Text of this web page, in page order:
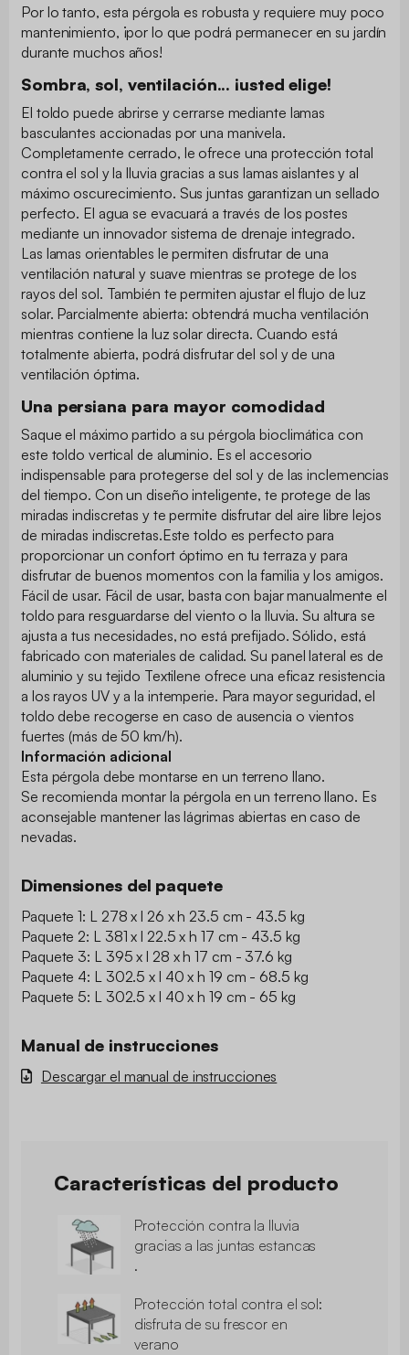
Por lo tanto, esta pérgola es robusta y requiere muy poco
mantenimiento, ¡por lo que podrá permanecer en su jardín
durante muchos años!
Sombra, sol, ventilación... ¡usted elige!
El toldo puede abrirse y cerrarse mediante lamas
basculantes accionadas por una manivela.
Completamente cerrado, le ofrece una protección total
contra el sol y la lluvia gracias a sus lamas aislantes y al
máximo oscurecimiento. Sus juntas garantizan un sellado
perfecto. El agua se evacuará a través de los postes
mediante un innovador sistema de drenaje integrado.
Las lamas orientables le permiten disfrutar de una
ventilación natural y suave mientras se protege de los
rayos del sol. También te permiten ajustar el flujo de luz
solar. Parcialmente abierta: obtendrá mucha ventilación
mientras contiene la luz solar directa. Cuando está
totalmente abierta, podrá disfrutar del sol y de una
ventilación óptima.
Una persiana para mayor comodidad
Saque el máximo partido a su pérgola bioclimática con
este toldo vertical de aluminio. Es el accesorio
indispensable para protegerse del sol y de las inclemencias
del tiempo. Con un diseño inteligente, te protege de las
miradas indiscretas y te permite disfrutar del aire libre lejos
de miradas indiscretas.Este toldo es perfecto para
proporcionar un confort óptimo en tu terraza y para
disfrutar de buenos momentos con la familia y los amigos.
Fácil de usar. Fácil de usar, basta con bajar manualmente el
toldo para resguardarse del viento o la lluvia. Su altura se
ajusta a tus necesidades, no está prefijado. Sólido, está
fabricado con materiales de calidad. Su panel lateral es de
aluminio y su tejido Textilene ofrece una eficaz resistencia
a los rayos UV y a la intemperie. Para mayor seguridad, el
toldo debe recogerse en caso de ausencia o vientos
fuertes (más de 50 km/h).
Información adicional
Esta pérgola debe montarse en un terreno llano.
Se recomienda montar la pérgola en un terreno llano. Es
aconsejable mantener las lágrimas abiertas en caso de
nevadas.
Dimensiones del paquete
Paquete 1: L 278 x l 26 x h 23.5 cm - 43.5 kg
Paquete 2: L 381 x l 22.5 x h 17 cm - 43.5 kg
Paquete 3: L 395 x l 28 x h 17 cm - 37.6 kg
Paquete 4: L 302.5 x l 40 x h 19 cm - 68.5 kg
Paquete 5: L 302.5 x l 40 x h 19 cm - 65 kg
Manual de instrucciones
Descargar el manual de instrucciones
Características del producto
Protección contra la lluvia
gracias a las juntas estancas
.
Protección total contra el sol:
disfruta de su frescor en
verano